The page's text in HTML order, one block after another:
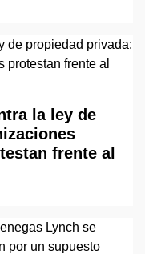
la ley de
frente al